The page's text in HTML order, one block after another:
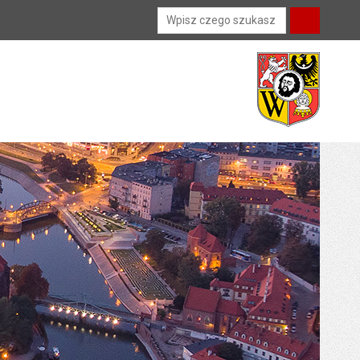
Wyszukiwarka